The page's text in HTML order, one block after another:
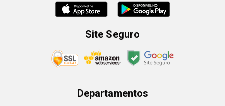
Site Seguro
Departamentos